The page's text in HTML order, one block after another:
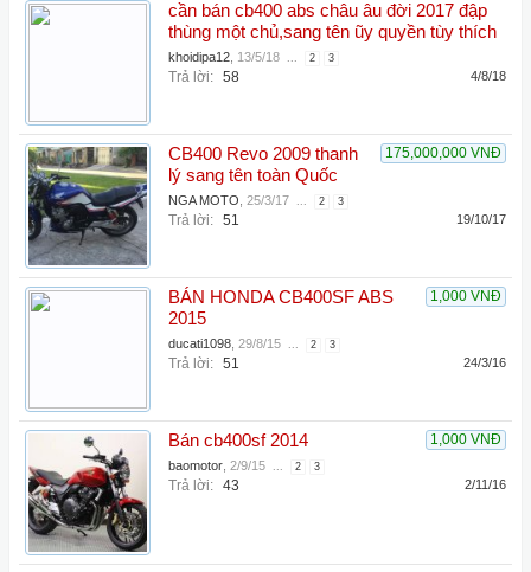
cần bán cb400 abs châu âu đời 2017 đập
thùng một chủ,sang tên ũy quyền tùy thích
khoidipa12 13/5/18 ... 2 3
Trả lời: 58 4/8/18
175,000,000 VNĐ
CB400 Revo 2009 thanh
lý sang tên toàn Quốc
NGA MOTO 25/3/17 ... 2 3
Trả lời: 51 19/10/17
1,000 VNĐ
BÁN HONDA CB400SF ABS
2015
ducati1098 29/8/15 ... 2 3
Trả lời: 51 24/3/16
1,000 VNĐ
Bán cb400sf 2014
baomotor 2/9/15 ... 2 3
Trả lời: 43 2/11/16